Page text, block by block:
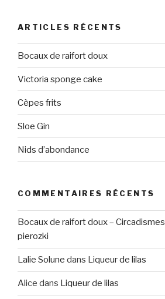
ARTICLES RÉCENTS
Bocaux de raifort doux
Victoria sponge cake
Cèpes frits
Sloe Gin
Nids d’abondance
COMMENTAIRES RÉCENTS
Bocaux de raifort doux – Circadismes
pierozki
Lalie Solune dans Liqueur de lilas
Alice dans Liqueur de lilas